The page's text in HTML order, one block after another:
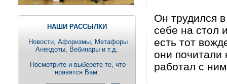
НАШИ РАССЫЛКИ
Новости, Aфоризмы, Метафоры
Анекдоты, Вебинары и т.д.
Посмотрите и выберете те, что
нравятся Вам.
Он трудился
себе на стол
есть тот
они почитали
работал с